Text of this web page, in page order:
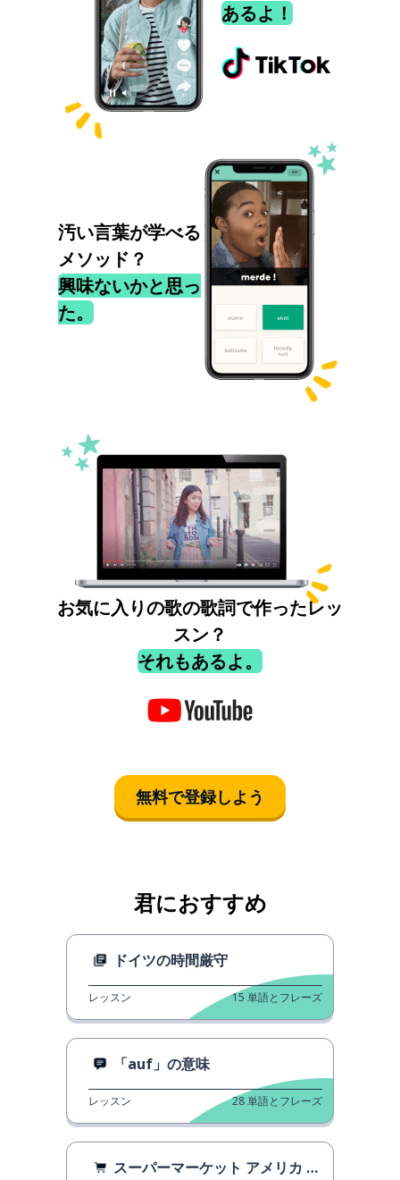
あるよ！
汚い言葉が学べる
メソッド？
興味ないかと思っ
た。
お気に入りの歌の歌詞で作ったレッ
スン？
それもあるよ。
無料で登録しよう
君におすすめ
ドイツの時間厳守
レッスン 15 単語とフレーズ
「auf」の意味
レッスン 28単語とフレーズ
スーパーマーケット アメリカ VS ドイツ